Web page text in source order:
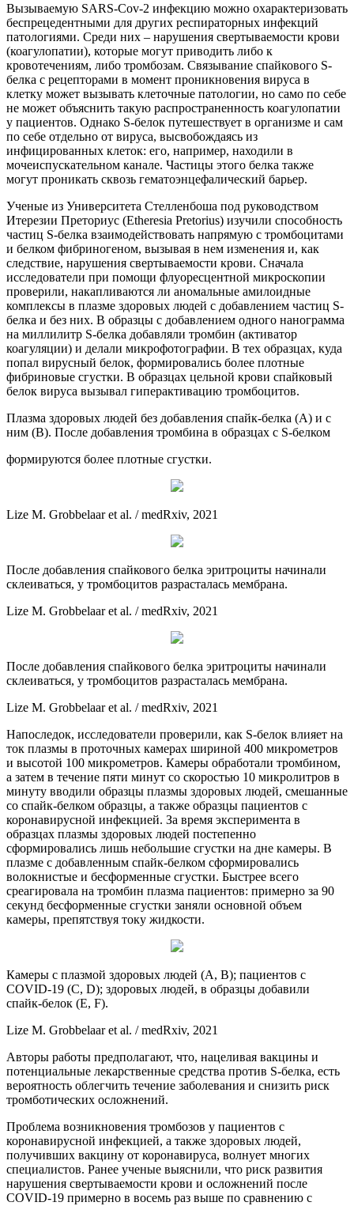
Вызываемую SARS-Cov-2 инфекцию можно охарактеризовать
беспрецедентными для других респираторных инфекций
патологиями. Среди них – нарушения свертываемости крови
(коагулопатии), которые могут приводить либо к
кровотечениям, либо тромбозам. Связывание спайкового S-
белка с рецепторами в момент проникновения вируса в
клетку может вызывать клеточные патологии, но само по себе
не может объяснить такую распространенность коагулопатии
у пациентов. Однако S-белок путешествует в организме и сам
по себе отдельно от вируса, высвобождаясь из
инфицированных клеток: его, например, находили в
мочеиспускательном канале. Частицы этого белка также
могут проникать сквозь гематоэнцефалический барьер.
Ученые из Университета Стелленбоша под руководством
Итерезии Преториус (Etheresia Pretorius) изучили способность
частиц S-белка взаимодействовать напрямую с тромбоцитами
и белком фибриногеном, вызывая в нем изменения и, как
следствие, нарушения свертываемости крови. Сначала
исследователи при помощи флуоресцентной микроскопии
проверили, накапливаются ли аномальные амилоидные
комплексы в плазме здоровых людей с добавлением частиц S-
белка и без них. В образцы с добавлением одного нанограмма
на миллилитр S-белка добавляли тромбин (активатор
коагуляции) и делали микрофотографии. В тех образцах, куда
попал вирусный белок, формировались более плотные
фибриновые сгустки. В образцах цельной крови спайковый
белок вируса вызывал гиперактивацию тромбоцитов.
Плазма здоровых людей без добавления спайк-белка (А) и с
ним (В). После добавления тромбина в образцах с S-белком
формируются более плотные сгустки.
Lize M. Grobbelaar et al. / medRxiv, 2021
После добавления спайкового белка эритроциты начинали
склеиваться, у тромбоцитов разрасталась мембрана.
Lize M. Grobbelaar et al. / medRxiv, 2021
После добавления спайкового белка эритроциты начинали
склеиваться, у тромбоцитов разрасталась мембрана.
Lize M. Grobbelaar et al. / medRxiv, 2021
Напоследок, исследователи проверили, как S-белок влияет на
ток плазмы в проточных камерах шириной 400 микрометров
и высотой 100 микрометров. Камеры обработали тромбином,
а затем в течение пяти минут со скоростью 10 микролитров в
минуту вводили образцы плазмы здоровых людей, смешанные
со спайк-белком образцы, а также образцы пациентов с
коронавирусной инфекцией. За время эксперимента в
образцах плазмы здоровых людей постепенно
сформировались лишь небольшие сгустки на дне камеры. В
плазме с добавленным спайк-белком сформировались
волокнистые и бесформенные сгустки. Быстрее всего
среагировала на тромбин плазма пациентов: примерно за 90
секунд бесформенные сгустки заняли основной объем
камеры, препятствуя току жидкости.
Камеры с плазмой здоровых людей (А, В); пациентов с
COVID-19 (C, D); здоровых людей, в образцы добавили
спайк-белок (E, F).
Lize M. Grobbelaar et al. / medRxiv, 2021
Авторы работы предполагают, что, нацеливая вакцины и
потенциальные лекарственные средства против S-белка, есть
вероятность облегчить течение заболевания и снизить риск
тромботических осложнений.
Проблема возникновения тромбозов у пациентов с
коронавирусной инфекцией, а также здоровых людей,
получивших вакцину от коронавируса, волнует многих
специалистов. Ранее ученые выяснили, что риск развития
нарушения свертываемости крови и осложнений после
COVID-19 примерно в восемь раз выше по сравнению с